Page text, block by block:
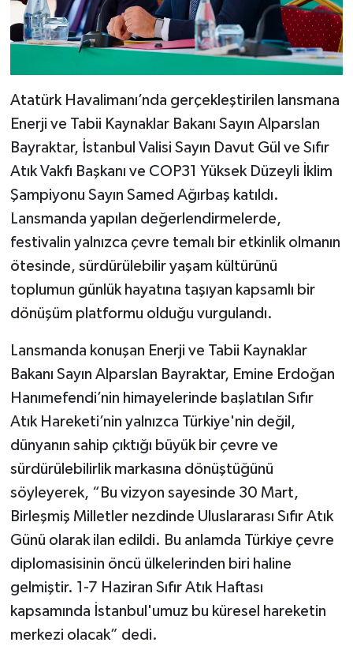
Atatürk Havalimanı’nda gerçekleştirilen lansmana
Enerji ve Tabii Kaynaklar Bakanı Sayın Alparslan
Bayraktar, İstanbul Valisi Sayın Davut Gül ve Sıfır
Atık Vakfı Başkanı ve COP31 Yüksek Düzeyli İklim
Şampiyonu Sayın Samed Ağırbaş katıldı.
Lansmanda yapılan değerlendirmelerde,
festivalin yalnızca çevre temalı bir etkinlik olmanın
ötesinde, sürdürülebilir yaşam kültürünü
toplumun günlük hayatına taşıyan kapsamlı bir
dönüşüm platformu olduğu vurgulandı.
Lansmanda konuşan Enerji ve Tabii Kaynaklar
Bakanı Sayın Alparslan Bayraktar, Emine Erdoğan
Hanımefendi’nin himayelerinde başlatılan Sıfır
Atık Hareketi’nin yalnızca Türkiye'nin değil,
dünyanın sahip çıktığı büyük bir çevre ve
sürdürülebilirlik markasına dönüştüğünü
söyleyerek, “Bu vizyon sayesinde 30 Mart,
Birleşmiş Milletler nezdinde Uluslararası Sıfır Atık
Günü olarak ilan edildi. Bu anlamda Türkiye çevre
diplomasisinin öncü ülkelerinden biri haline
gelmiştir. 1-7 Haziran Sıfır Atık Haftası
kapsamında İstanbul'umuz bu küresel hareketin
merkezi olacak” dedi.